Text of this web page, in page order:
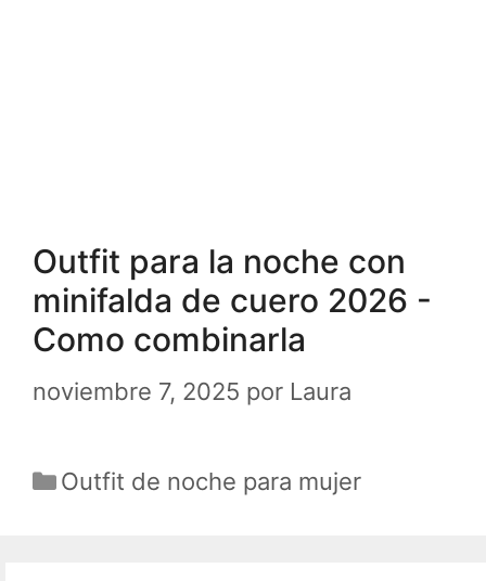
Outfit para la noche con
minifalda de cuero 2026 -
Como combinarla
noviembre 7, 2025 por Laura
Categorías
Outfit de noche para mujer